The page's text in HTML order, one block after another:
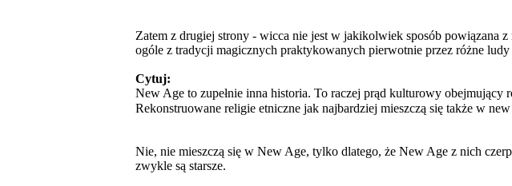
Zatem z drugiej strony - wicca nie jest w jakikolwiek sposób powiązana
ogóle z tradycji magicznych praktykowanych pierwotnie przez różne
Cytuj:
New Age to zupełnie inna historia. To raczej prąd kulturowy
Rekonstruowane religie etniczne jak najbardziej mieszczą się także w new
Nie, nie mieszczą się w New Age, tylko dlatego, że New Age z nich
zwykle są starsze.